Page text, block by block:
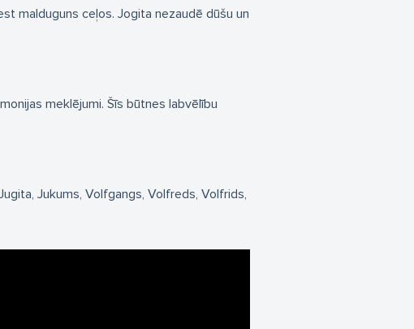
malduguns ceļos. Jogita nezaudē dūšu un
meklējumi. Šīs būtnes labvēlību
Jukums Volfgangs Volfreds Volfrids